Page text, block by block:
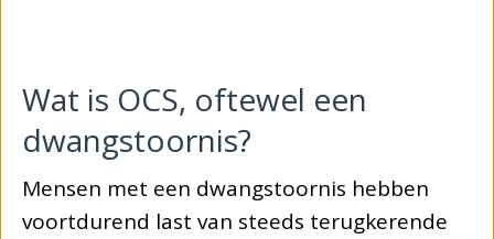
Wat is OCS, oftewel een
dwangstoornis?
Mensen met een dwangstoornis hebben
voortdurend last van steeds terugkerende